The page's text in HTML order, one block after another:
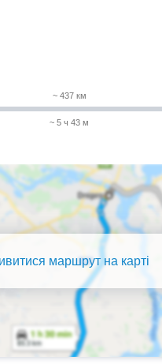
~ 437 км
~ 5 ч 43 м
маршрут на карті